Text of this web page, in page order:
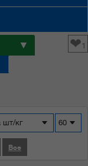
▼ ❤1
60
шт/кг
Все